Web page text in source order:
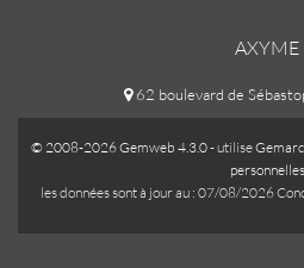
AXYME
62 boulevard de
© 2008-2026 Gemweb 4.3.0- utilise
personnelles
les données sont à jour au : 07/08/2026